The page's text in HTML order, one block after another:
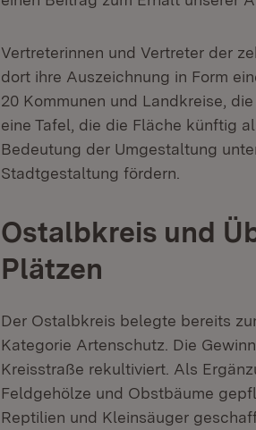
Vertreterinnen und Vertreter der
dort ihre Auszeichnung in Form
20 Kommunen und Landkreise,
eine Tafel, die die Fläche künftig
Bedeutung der Umgestaltung
Stadtgestaltung fördern.
Ostalbkreis und
Plätzen
Der Ostalbkreis belegte bereits
Kategorie Artenschutz. Die
Kreisstraße rekultiviert. Als
Feldgehölze und Obstbäume
Reptilien und Kleinsäuger